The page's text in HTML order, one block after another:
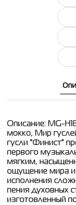
Описание: MG-
мокко, Мир
гусли "Финист"
первого
мягким,
ощущение мира
исполнения
пения духовных
изготовленный